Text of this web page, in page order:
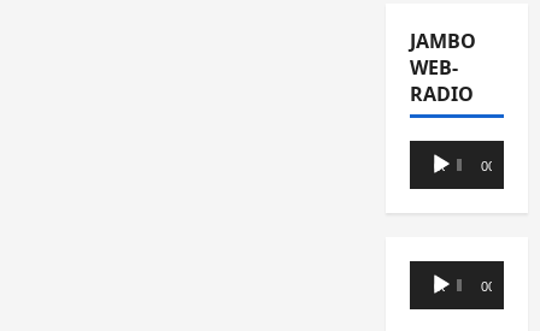
JAMBO
WEB-
RADIO
Lecteur
audio
00:00 00:00
Lecteur
audio
00:00 00:00